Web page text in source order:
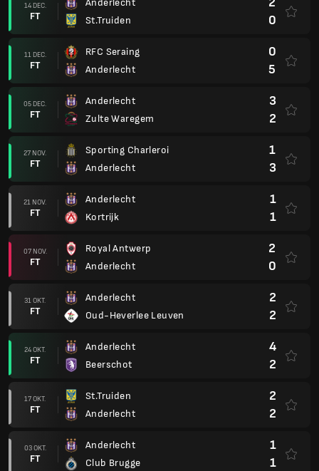
14 DEC.
FT
Anderlecht
St.Truiden
0
11 DEC.
FT
RFC Seraing
Anderlecht
0
5
05 DEC.
FT
Anderlecht
Zulte Waregem
3
2
27 NOV.
FT
Sporting Charleroi
Anderlecht
1
3
21 NOV.
FT
Anderlecht
Kortrijk
1
1
07 NOV.
FT
Royal Antwerp
Anderlecht
2
0
31 OKT.
FT
Anderlecht
Oud-Heverlee Leuven
2
2
24 OKT.
FT
Anderlecht
Beerschot
4
2
17 OKT.
FT
St.Truiden
Anderlecht
2
2
03 OKT.
FT
Anderlecht
Club Brugge
1
1